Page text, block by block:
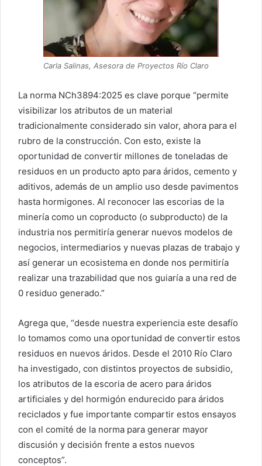
Carla Salinas, Asesora de Proyectos Río Claro
La norma NCh3894:2025 es clave porque “permite
visibilizar los atributos de un material
tradicionalmente considerado sin valor, ahora para el
rubro de la construcción. Con esto, existe la
oportunidad de convertir millones de toneladas de
residuos en un producto apto para áridos, cemento y
aditivos, además de un amplio uso desde pavimentos
hasta hormigones. Al reconocer las escorias de la
minería como un coproducto (o subproducto) de la
industria nos permitiría generar nuevos modelos de
negocios, intermediarios y nuevas plazas de trabajo y
así generar un ecosistema en donde nos permitiría
realizar una trazabilidad que nos guiaría a una red de
0 residuo generado.”
Agrega que, “desde nuestra experiencia este desafío
lo tomamos como una oportunidad de convertir estos
residuos en nuevos áridos. Desde el 2010 Río Claro
ha investigado, con distintos proyectos de subsidio,
los atributos de la escoria de acero para áridos
artificiales y del hormigón endurecido para áridos
reciclados y fue importante compartir estos ensayos
con el comité de la norma para generar mayor
discusión y decisión frente a estos nuevos
conceptos”.